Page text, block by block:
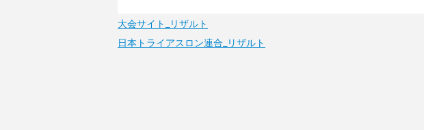
大会サイト_リザルト
日本トライアスロン連合_リザルト